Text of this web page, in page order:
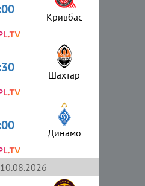
Кривбас
Шахтар
Динамо